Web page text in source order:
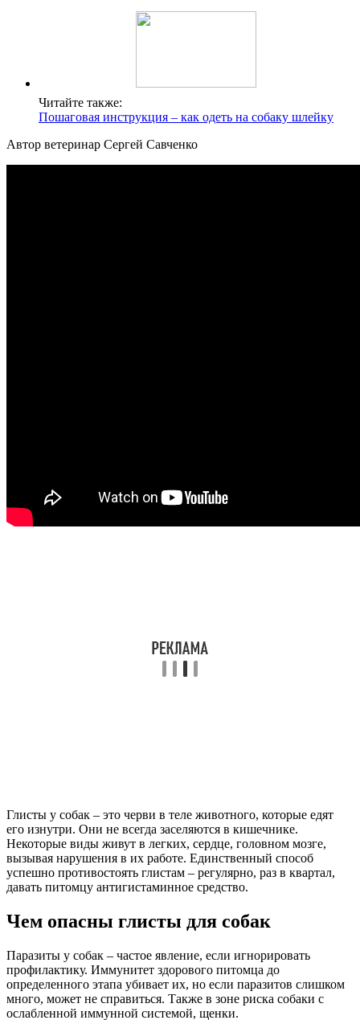
Читайте также:
Пошаговая инструкция – как одеть на собаку шлейку
Автор ветеринар Сергей Савченко
Глисты у собак – это черви в теле животного, которые едят
его изнутри. Они не всегда заселяются в кишечнике.
Некоторые виды живут в легких, сердце, головном мозге,
вызывая нарушения в их работе. Единственный способ
успешно противостоять глистам – регулярно, раз в квартал,
давать питомцу антигистаминное средство.
Чем опасны глисты для собак
Паразиты у собак – частое явление, если игнорировать
профилактику. Иммунитет здорового питомца до
определенного этапа убивает их, но если паразитов слишком
много, может не справиться. Также в зоне риска собаки с
ослабленной иммунной системой, щенки.